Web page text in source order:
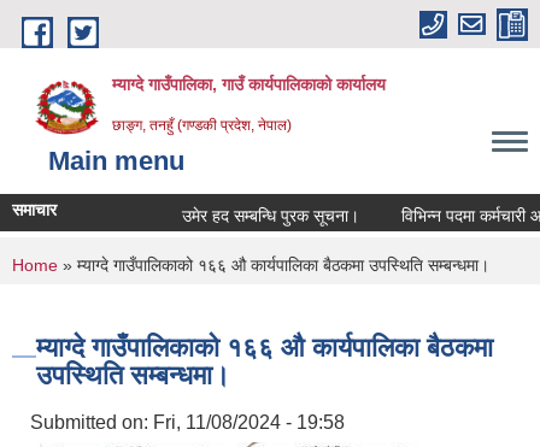
Skip to main content
म्याग्दे गाउँपालिका, गाउँ कार्यपालिकाको कार्यालय
छाङ्ग, तनहुँ (गण्डकी प्रदेश, नेपाल)
Main menu
समाचार उमेर हद सम्बन्धि पुरक सूचना। विभिन्न पदमा कर्मचारी
You are here
Home » म्याग्दे गाउँपालिकाको १६६ औ कार्यपालिका बैठकमा उपस्थिति सम्बन्धमा।
म्याग्दे गाउँपालिकाको १६६ औ कार्यपालिका बैठकमा
उपस्थिति सम्बन्धमा।
Submitted on: Fri, 11/08/2024 - 19:58